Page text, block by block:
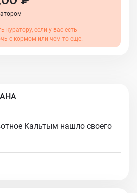
куратору, если у вас есть
с кормом или чем-то еще.
Кальтым нашло своего